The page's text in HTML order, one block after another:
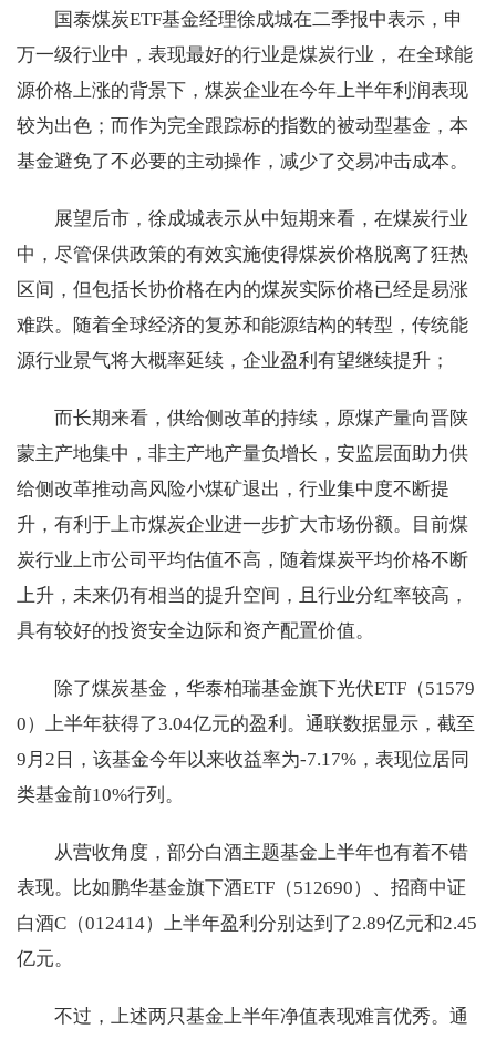
国泰煤炭ETF基金经理徐成城在二季报中表示，申
万一级行业中，表现最好的行业是煤炭行业， 在全球能
源价格上涨的背景下，煤炭企业在今年上半年利润表现
较为出色；而作为完全跟踪标的指数的被动型基金，本
基金避免了不必要的主动操作，减少了交易冲击成本。
展望后市，徐成城表示从中短期来看，在煤炭行业
中，尽管保供政策的有效实施使得煤炭价格脱离了狂热
区间，但包括长协价格在内的煤炭实际价格已经是易涨
难跌。随着全球经济的复苏和能源结构的转型，传统能
源行业景气将大概率延续，企业盈利有望继续提升；
而长期来看，供给侧改革的持续，原煤产量向晋陕
蒙主产地集中，非主产地产量负增长，安监层面助力供
给侧改革推动高风险小煤矿退出，行业集中度不断提
升，有利于上市煤炭企业进一步扩大市场份额。目前煤
炭行业上市公司平均估值不高，随着煤炭平均价格不断
上升，未来仍有相当的提升空间，且行业分红率较高，
具有较好的投资安全边际和资产配置价值。
除了煤炭基金，华泰柏瑞基金旗下光伏ETF（51579
0）上半年获得了3.04亿元的盈利。通联数据显示，截至
9月2日，该基金今年以来收益率为-7.17%，表现位居同
类基金前10%行列。
从营收角度，部分白酒主题基金上半年也有着不错
表现。比如鹏华基金旗下酒ETF（512690）、招商中证
白酒C（012414）上半年盈利分别达到了2.89亿元和2.45
亿元。
不过，上述两只基金上半年净值表现难言优秀。通